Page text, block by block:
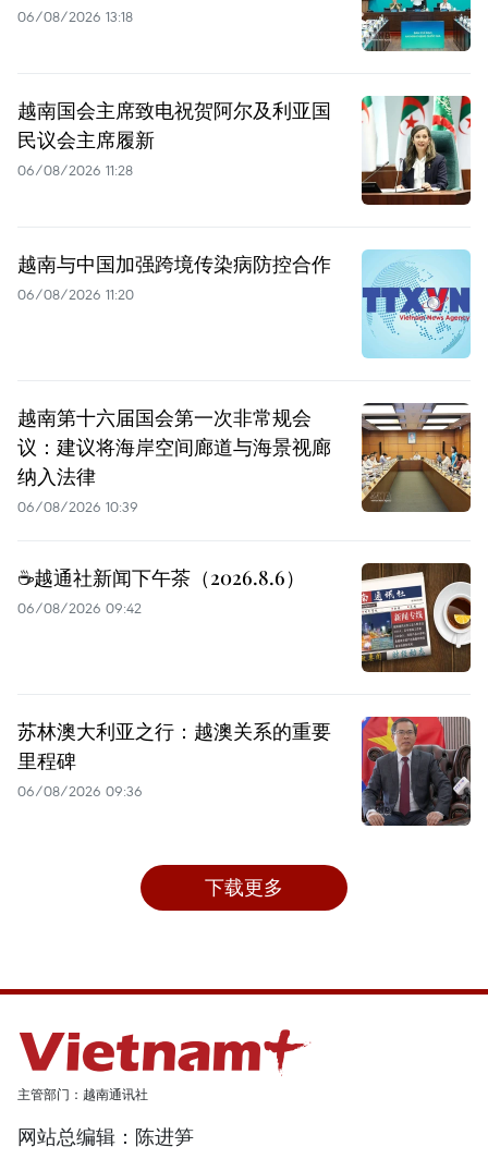
06/08/2026 13:18
越南国会主席致电祝贺阿尔及利亚国
民议会主席履新
06/08/2026 11:28
越南与中国加强跨境传染病防控合作
06/08/2026 11:20
越南第十六届国会第一次非常规会
议：建议将海岸空间廊道与海景视廊
纳入法律
06/08/2026 10:39
☕️越通社新闻下午茶（2026.8.6）
06/08/2026 09:42
苏林澳大利亚之行：越澳关系的重要
里程碑
06/08/2026 09:36
下载更多
主管部门：越南通讯社
网站总编辑：陈进笋